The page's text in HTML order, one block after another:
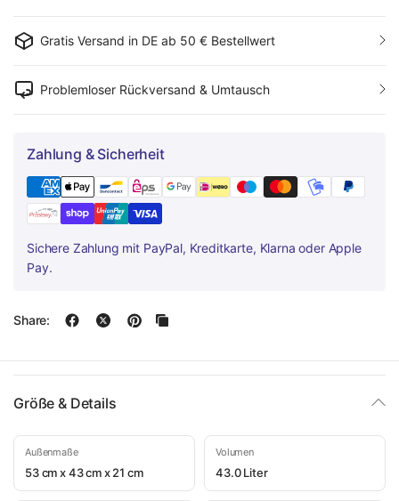
Gratis Versand in DE ab 50 € Bestellwert
Problemloser Rückversand & Umtausch
Zahlung & Sicherheit
Sichere Zahlung mit PayPal, Kreditkarte, Klarna oder Apple
Pay.
Share:
Größe & Details
Außenmaße
53 cm x 43 cm x 21 cm
Volumen
43.0 Liter